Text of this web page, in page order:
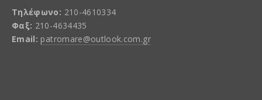
Τηλέφωνο: 210-4610334
Φαξ: 210-4634435
Email: patromare@outlook.com.gr